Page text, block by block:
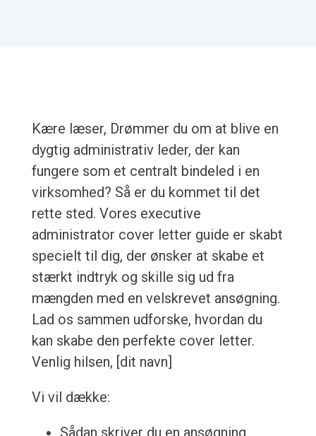
Kære læser, Drømmer du om at blive en
dygtig administrativ leder, der kan
fungere som et centralt bindeled i en
virksomhed? Så er du kommet til det
rette sted. Vores executive
administrator cover letter guide er skabt
specielt til dig, der ønsker at skabe et
stærkt indtryk og skille sig ud fra
mængden med en velskrevet ansøgning.
Lad os sammen udforske, hvordan du
kan skabe den perfekte cover letter.
Venlig hilsen, [dit navn]
Vi vil dække:
Sådan skriver du en ansøgning,